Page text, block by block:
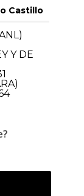
Castillo
Y DE